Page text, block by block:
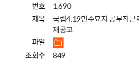
번호
1,690
제목
국립4.19민주묘지 공무직근
재공고
파일
조회수
849